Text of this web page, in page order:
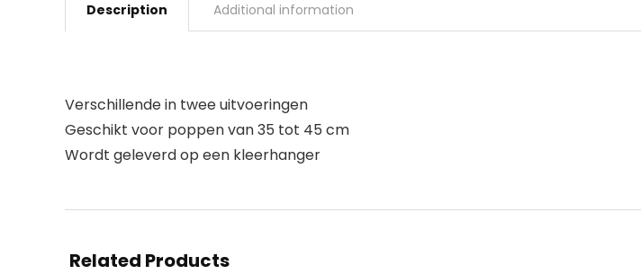
Description Additional information
Verschillende in twee uitvoeringen
Geschikt voor poppen van 35 tot 45 cm
Wordt geleverd op een kleerhanger
Related Products